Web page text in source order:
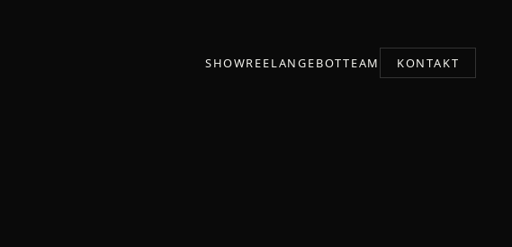
SHOWREELANGEBOTTEAM KONTAKT